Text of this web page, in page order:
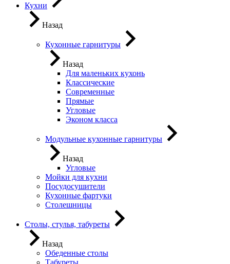
Кухни
Назад
Кухонные гарнитуры
Назад
Для маленьких кухонь
Классические
Современные
Прямые
Угловые
Эконом класса
Модульные кухонные гарнитуры
Назад
Угловые
Мойки для кухни
Посудосушители
Кухонные фартуки
Столешницы
Столы, стулья, табуреты
Назад
Обеденные столы
Табуреты